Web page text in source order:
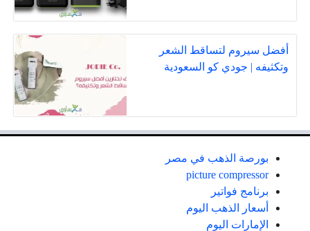
أفضل سيروم لتساقط الشعر
وتكثيفه | جودي كو السعودية
بورصة الذهب في مصر
picture compressor
برنامج فواتير
أسعار الذهب اليوم
الإمارات اليوم